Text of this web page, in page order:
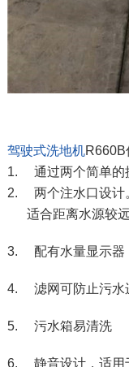
驾驶式洗地机R660B
1. 通过两个简单的
2. 两个注水口设计
适合距离水源较
3. 配有水量显示器
4. 滤网可防止污水
5. 污水箱易清洗
6. 静音设计，适用